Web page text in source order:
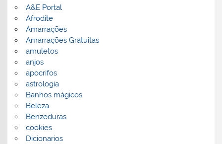
A&E Portal
Afrodite
Amarrações
Amarrações Gratuitas
amuletos
anjos
apocrifos
astrologia
Banhos mágicos
Beleza
Benzeduras
cookies
Dicionarios